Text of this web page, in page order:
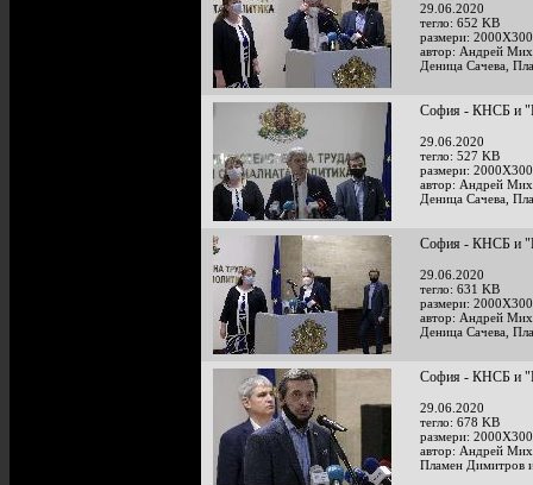
29.06.2020
тегло: 652 KB
размери:
автор: Андрей
Деница Сачева,
София - КНСБ и
29.06.2020
тегло: 527 KB
размери:
автор: Андрей
Деница Сачева,
София - КНСБ и
29.06.2020
тегло: 631 KB
размери:
автор: Андрей
Деница Сачева,
София - КНСБ и
29.06.2020
тегло: 678 KB
размери:
автор: Андрей
Пламен Димитров